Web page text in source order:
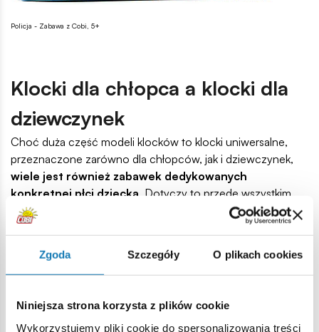
Zgoda Szczegóły O plikach cookies
Niniejsza strona korzysta z plików cookie
Wykorzystujemy pliki cookie do spersonalizowania treści
Policja - Zabawa z Cobi, 5+
Klocki dla chłopca a klocki dla
dziewczynek
Choć duża część modeli klocków to klocki uniwersalne,
przeznaczone zarówno dla chłopców, jak i dziewczynek,
wiele jest również zabawek dedykowanych
konkretnej płci dziecka . Dotyczy to przede wszystkim
klocków dla starszych dzieci. Kiedy kupujemy tę zabawkę
na prezent, zawsze bezpieczniej wybrać jest klocki dla
uniwersalnych, z zabawek dla dziewczynek złożyć można
bajkowe postaci, zamki dla księżniczek i wiele innych
chęcią ułożą z klocków wyścigowy samochód, czołg czy